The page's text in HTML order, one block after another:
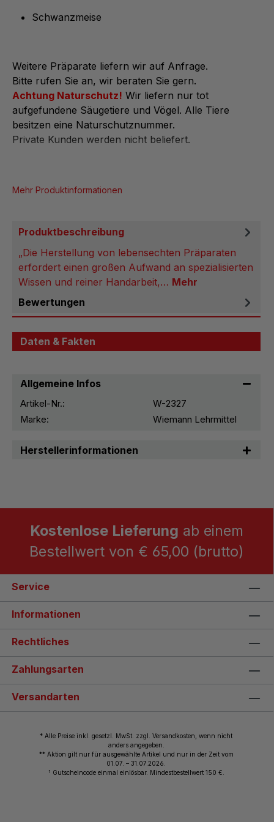
Schwanzmeise
Weitere Präparate liefern wir auf Anfrage.
Bitte rufen Sie an, wir beraten Sie gern.
Achtung Naturschutz! Wir liefern nur tot
aufgefundene Säugetiere und Vögel. Alle Tiere
besitzen eine Naturschutznummer.
Private Kunden werden nicht beliefert.
Mehr Produktinformationen
Produktbeschreibung
„Die Herstellung von lebensechten Präparaten
erfordert einen großen Aufwand an spezialisierten
Wissen und reiner Handarbeit,… Mehr
Bewertungen
Daten & Fakten
Allgemeine Infos
Artikel-Nr.:
W-2327
Marke:
Wiemann Lehrmittel
Herstellerinformationen
Kostenlose Lieferung ab einem
Bestellwert von € 65,00 (brutto)
Service
Informationen
Rechtliches
Zahlungsarten
Versandarten
* Alle Preise inkl. gesetzl. MwSt. zzgl. Versandkosten, wenn nicht
anders angegeben.
** Aktion gilt nur für ausgewählte Artikel und nur in der Zeit vom
01.07. – 31.07.2026.
1 Gutscheincode einmal einlösbar. Mindestbestellwert 150 €.